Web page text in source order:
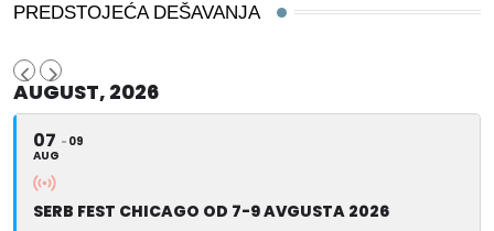
PREDSTOJEĆA DEŠAVANJA
AUGUST, 2026
07
AUG
09
SERB FEST CHICAGO OD 7-9 AVGUSTA 2026